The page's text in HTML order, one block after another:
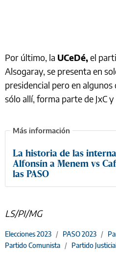
Por último, la UCeDé,el
Alsogaray, se presenta en
presidencial pero en
sólo allí, forma parte de JxC
La historia de las
Alfonsín a Menem vs
las PASO
LS/PI/MG
Elecciones 2023 / PASO 2023 /
Partido Comunista / Partido